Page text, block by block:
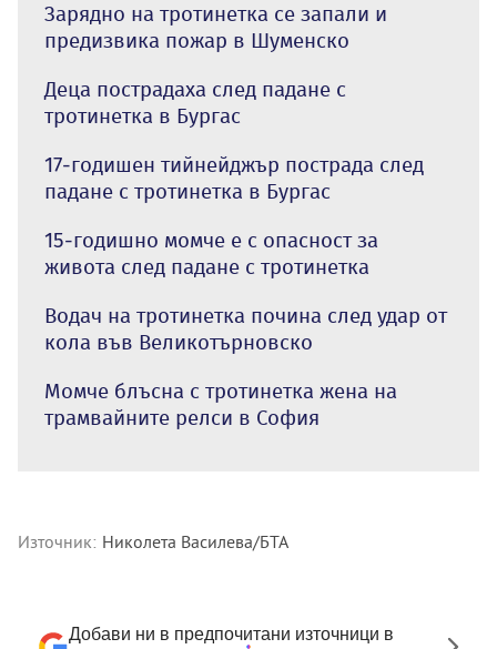
Зарядно на тротинетка се запали и
предизвика пожар в Шуменско
Деца пострадаха след падане с
тротинетка в Бургас
17-годишен тийнейджър пострада след
падане с тротинетка в Бургас
15-годишно момче е с опасност за
живота след падане с тротинетка
Водач на тротинетка почина след удар от
кола във Великотърновско
Момче блъсна с тротинетка жена на
трамвайните релси в София
Източник: Николета Василева/БТА
Добави ни в предпочитани източници в